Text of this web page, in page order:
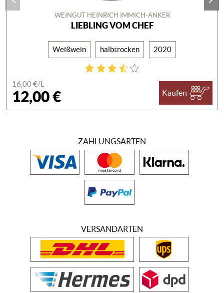
WEINGUT HEINRICH IMMICH-ANKER
LIEBLING VOM CHEF
Weißwein halbtrocken 2020
16,00 €/L
12,00 € Kaufen
ZAHLUNGSARTEN
VERSANDARTEN